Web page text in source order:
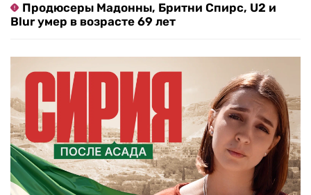
Продюсеры Мадонны, Бритни Спирс, U2 и
Blur умер в возрасте 69 лет